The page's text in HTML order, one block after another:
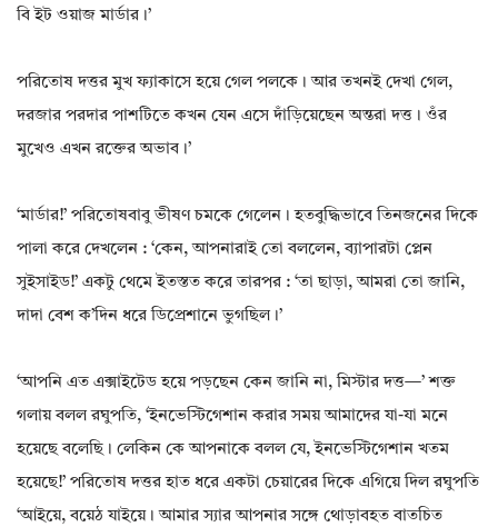
বি ইট ওয়াজ মার্ডার।’
পরিতোষ দত্তর মুখ ফ্যাকাসে হয়ে গেল পলকে। আর তখনই দেখা গেল,
দরজার পরদার পাশটিতে কখন যেন এসে দাঁড়িয়েছেন অন্তরা দত্ত। ওঁর
মুখেও এখন রক্তের অভাব।’
‘মার্ডার!’ পরিতোষবাবু ভীষণ চমকে গেলেন। হতবুদ্ধিভাবে তিনজনের দিকে
পালা করে দেখলেন : ‘কেন, আপনারাই তো বললেন, ব্যাপারটা প্লেন
সুইসাইড!’ একটু থেমে ইতস্তত করে তারপর : ‘তা ছাড়া, আমরা তো জানি,
দাদা বেশ ক’দিন ধরে ডিপ্রেশানে ভুগছিল।’
‘আপনি এত এক্সাইটেড হয়ে পড়ছেন কেন জানি না, মিস্টার দত্ত—’ শক্ত
গলায় বলল রঘুপতি, ‘ইনভেস্টিগেশান করার সময় আমাদের যা-যা মনে
হয়েছে বলেছি। লেকিন কে আপনাকে বলল যে, ইনভেস্টিগেশান খতম
হয়েছে!’ পরিতোষ দত্তর হাত ধরে একটা চেয়ারের দিকে এগিয়ে দিল রঘুপতি
‘আইয়ে, বয়েঠ যাইয়ে। আমার স্যার আপনার সঙ্গে থোড়াবহত বাতচিত